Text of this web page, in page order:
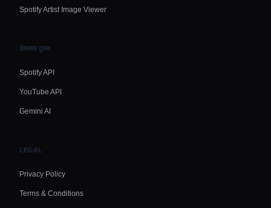
Spotify Artist Image Viewer
डेवलपर टूल्स
Spotify API
YouTube API
Gemini AI
LEGAL
Privacy Policy
Terms & Conditions